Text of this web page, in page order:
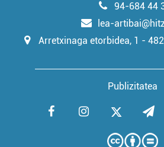
94-684 44
lea-
Arretxinaga etorbidea, 1 -
Publizitatea